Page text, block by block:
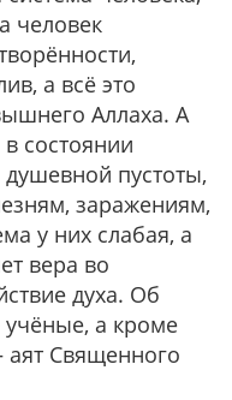
человек
а всё это
Аллаха. А
состоянии
душевной пустоты,
заражениям,
у них слабая, а
вера во
духа. Об
а кроме
аят Священного